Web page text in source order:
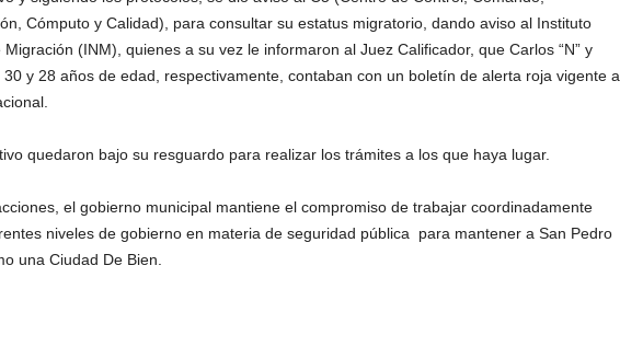
Cómputo y Calidad), para consultar su estatus migratorio, dando aviso al Instituto
Migración (INM), quienes a su vez le informaron al Juez Calificador, que Carlos “N” y
30 y 28 años de edad, respectivamente, contaban con un boletín de alerta roja vigente a
quedaron bajo su resguardo para realizar los trámites a los que haya lugar.
el gobierno municipal mantiene el compromiso de trabajar coordinadamente
niveles de gobierno en materia de seguridad pública para mantener a San Pedro
una Ciudad De Bien.